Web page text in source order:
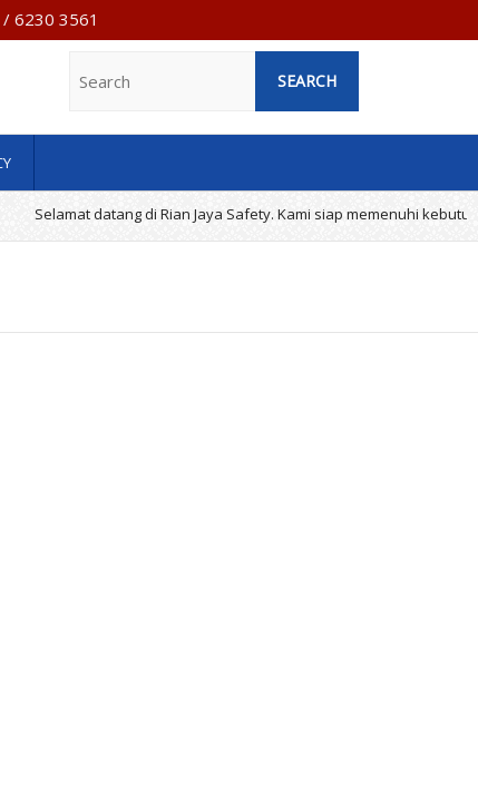
6230 3561
Selamat datang di Rian Jaya Safety. Kami siap memenuhi kebutuhan